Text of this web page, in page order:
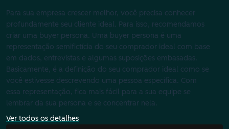
Para sua empresa crescer melhor, você precisa conhecer
profundamente seu cliente ideal. Para isso, recomendamos
criar uma buyer persona. Uma buyer persona é uma
representação semifictícia do seu comprador ideal com base
em dados, entrevistas e algumas suposições embasadas.
Basicamente, é a definição do seu comprador ideal como se
você estivesse descrevendo uma pessoa específica. Com
essa representação, fica mais fácil para a sua equipe se
lembrar da sua persona e se concentrar nela.
Ver todos os detalhes